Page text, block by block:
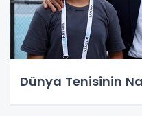
Dünya Tenisinin